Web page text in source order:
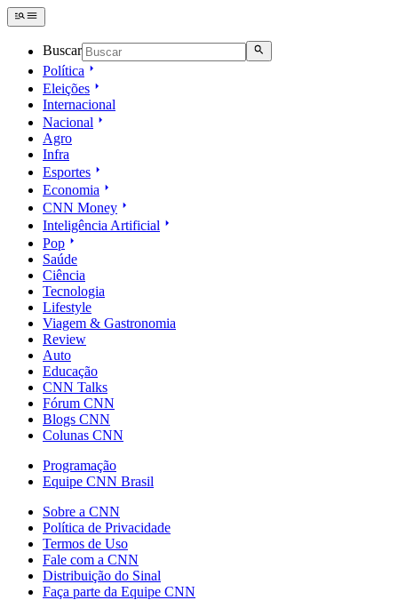
Buscar
Política
Eleições
Internacional
Nacional
Agro
Infra
Esportes
Economia
CNN Money
Inteligência Artificial
Pop
Saúde
Ciência
Tecnologia
Lifestyle
Viagem & Gastronomia
Review
Auto
Educação
CNN Talks
Fórum CNN
Blogs CNN
Colunas CNN
Programação
Equipe CNN Brasil
Sobre a CNN
Política de Privacidade
Termos de Uso
Fale com a CNN
Distribuição do Sinal
Faça parte da Equipe CNN